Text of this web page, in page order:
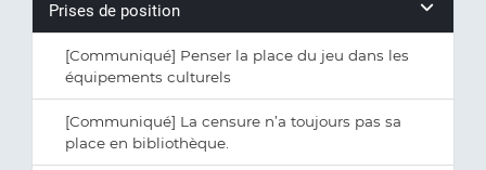
Prises de position
[Communiqué] Penser la place du jeu dans les
équipements culturels
[Communiqué] La censure n’a toujours pas sa
place en bibliothèque.